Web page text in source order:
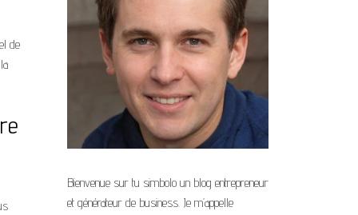
de
Bienvenue sur tu simbolo un blog entrepreneur
et générateur de business. Je m’appelle